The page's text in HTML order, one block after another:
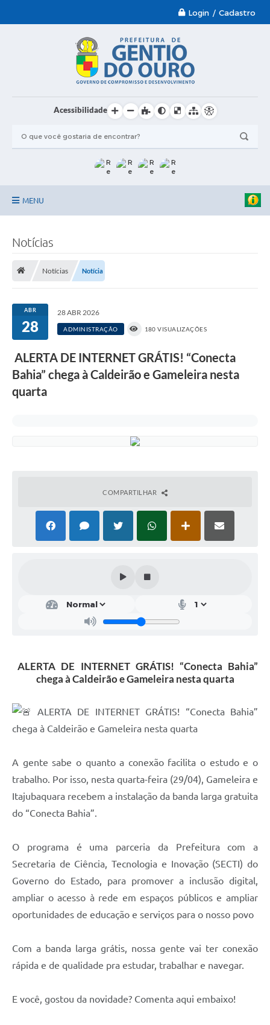
Login / Cadastro
Acessibilidade
MENU
Nossa Cidade
Contato
Notícias
Galeria de Vídeos
Projetos
Telefones Úteis
Agenda
Diário Oficial
Notícias
Notícias Notícia
ABR
28
28 ABR 2026
ADMINISTRAÇÃO 180 VISUALIZAÇÕES
ALERTA DE INTERNET GRÁTIS! “Conecta
Bahia” chega à Caldeirão e Gameleira nesta
quarta
COMPARTILHAR
ALERTA DE INTERNET GRÁTIS! “Conecta Bahia”
chega à Caldeirão e Gameleira nesta quarta
ALERTA DE INTERNET GRÁTIS! “Conecta Bahia”
chega à Caldeirão e Gameleira nesta quarta
A gente sabe o quanto a conexão facilita o estudo e o
trabalho. Por isso, nesta quarta-feira (29/04), Gameleira e
Itajubaquara recebem a instalação da banda larga gratuita
do “Conecta Bahia”.
O programa é uma parceria da Prefeitura com a
Secretaria de Ciência, Tecnologia e Inovação (SECTI) do
Governo do Estado, para promover a inclusão digital,
ampliar o acesso à rede em espaços públicos e ampliar
oportunidades de educação e serviços para o nosso povo
Com a banda larga grátis, nossa gente vai ter conexão
rápida e de qualidade pra estudar, trabalhar e navegar.
E você, gostou da novidade? Comenta aqui embaixo!